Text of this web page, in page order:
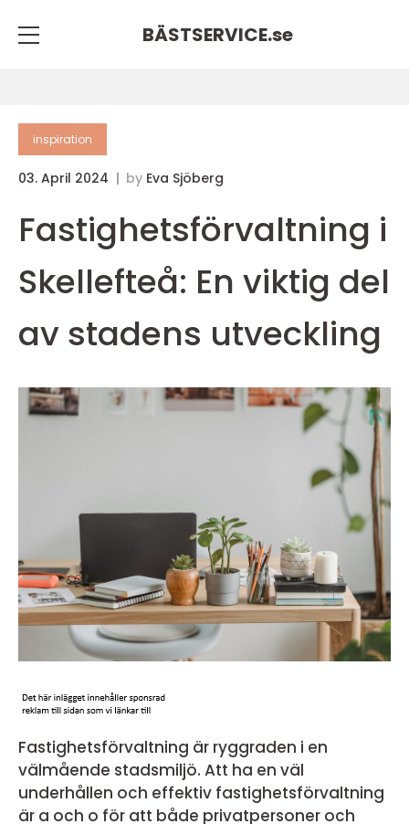
BÄSTSERVICE.se
inspiration
03. April 2024 by Eva Sjöberg
Fastighetsförvaltning i
Skellefteå: En viktig del
av stadens utveckling
Fastighetsförvaltning är ryggraden i en
välmående stadsmiljö. Att ha en väl
underhållen och effektiv fastighetsförvaltning
är a och o för att både privatpersoner och